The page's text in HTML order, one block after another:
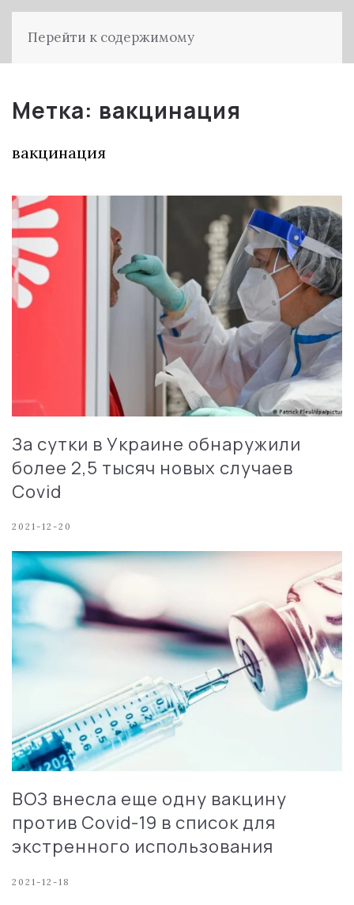
Перейти к содержимому
Метка: вакцинация
вакцинация
За сутки в Украине обнаружили
более 2,5 тысяч новых случаев
Covid
2021-12-20
ВОЗ внесла еще одну вакцину
против Covid-19 в список для
экстренного использования
2021-12-18